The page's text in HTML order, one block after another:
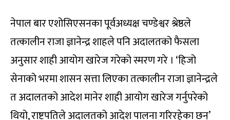
नेपाल बार एशोसिएसनका पूर्वअध्यक्ष चण्डेश्वर श्रेष्ठले
तत्कालीन राजा ज्ञानेन्द्र शाहले पनि अदालतको फैसला
अनुसार शाही आयोग खारेज गरेको स्मरण गरे । ‘हिजो
सेनाको भरमा शासन सत्ता लिएका तत्कालीन राजा ज्ञानेन्द्रले
त अदालतको आदेश मानेर शाही आयोग खारेज गर्नुपरेको
थियो, राष्ट्रपतिले अदालतको आदेश पालना गरिरहेका छन्’